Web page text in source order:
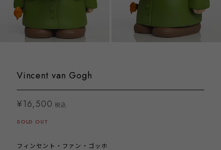
Vincent van Gogh
¥16,500 税込
SOLD OUT
フィンセント・ファン・ゴッホ